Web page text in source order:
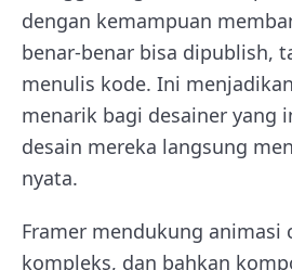
dengan kemampuan
benar-benar bisa dipublish,
menulis kode. Ini
menarik bagi desainer yang
desain mereka langsung
nyata.
Framer mendukung animasi
kompleks, dan bahkan